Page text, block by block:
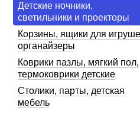
Детские ночники,
светильники и проекторы
Корзины, ящики для
органайзеры
Коврики пазлы, мягкий пол,
термоковрики детские
Столики, парты, детская
мебель